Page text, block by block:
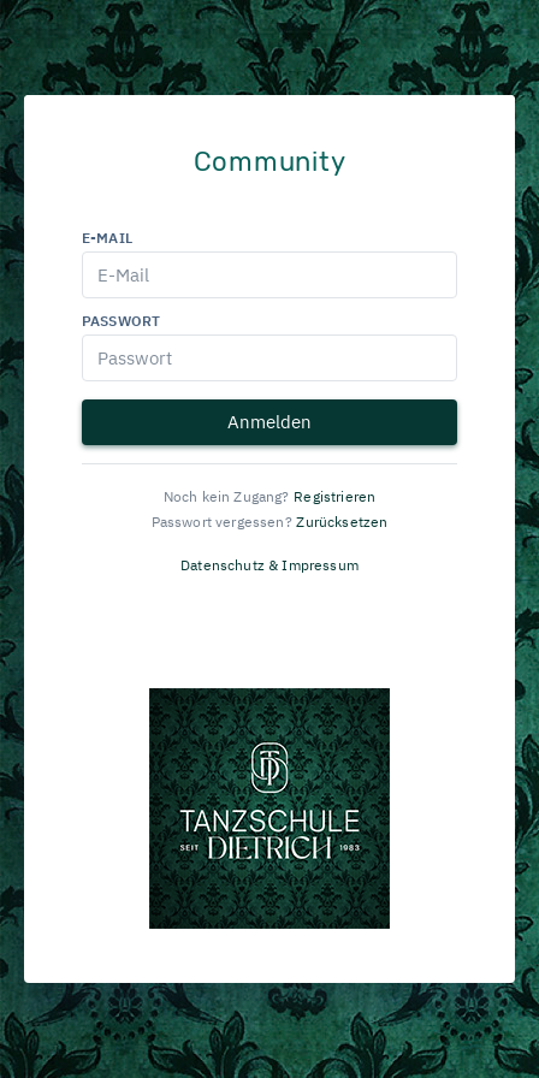
Community
E-MAIL
PASSWORT
Anmelden
Noch kein Zugang? Registrieren
Passwort vergessen? Zurücksetzen
Datenschutz & Impressum